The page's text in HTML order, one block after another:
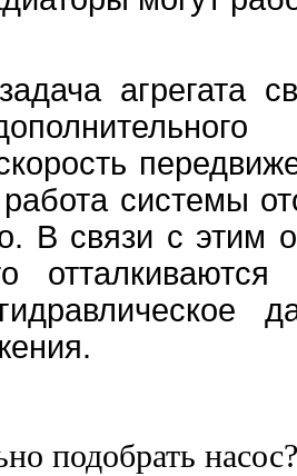
агрегата
работа системы
В связи с этим
подобрать насос?